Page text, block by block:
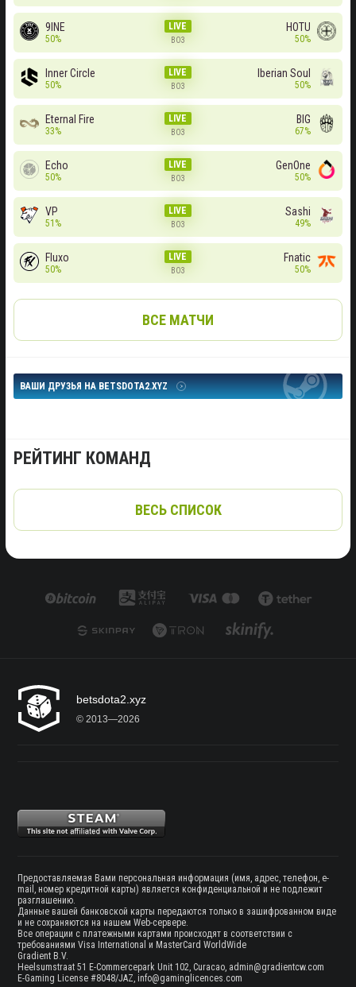
9INE
50%
LIVE
BO3
HOTU
50%
Inner Circle
50%
LIVE
BO3
Iberian Soul
50%
Eternal Fire
33%
LIVE
BO3
BIG
67%
Echo
50%
LIVE
BO3
GenOne
50%
VP
51%
LIVE
BO3
Sashi
49%
Fluxo
50%
LIVE
BO3
Fnatic
50%
ВСЕ МАТЧИ
ВАШИ ДРУЗЬЯ НА BETSDOTA2.XYZ
РЕЙТИНГ КОМАНД
ВЕСЬ СПИСОК
betsdota2.xyz
© 2013—2026
Предоставляемая Вами персональная информация (имя, адрес, телефон, e-
mail, номер кредитной карты) является конфиденциальной и не подлежит
разглашению.
Данные вашей банковской карты передаются только в зашифрованном виде
и не сохраняются на нашем Web-сервере.
Все операции с платежными картами происходят в соответствии с
требованиями Visa International и MasterCard WorldWide
Gradient B.V.
Heelsumstraat 51 E-Commercepark Unit 102, Curacao, admin@gradientcw.com
E-Gaming License #8048/JAZ, info@gaminglicences.com